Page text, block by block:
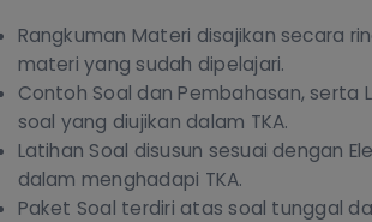
Rangkuman Materi disajikan secara
materi yang sudah dipelajari.
Contoh Soal dan Pembahasan,
soal yang diujikan dalam TKA.
Latihan Soal disusun sesuai dengan
dalam menghadapi TKA.
Paket Soal terdiri atas soal tunggal